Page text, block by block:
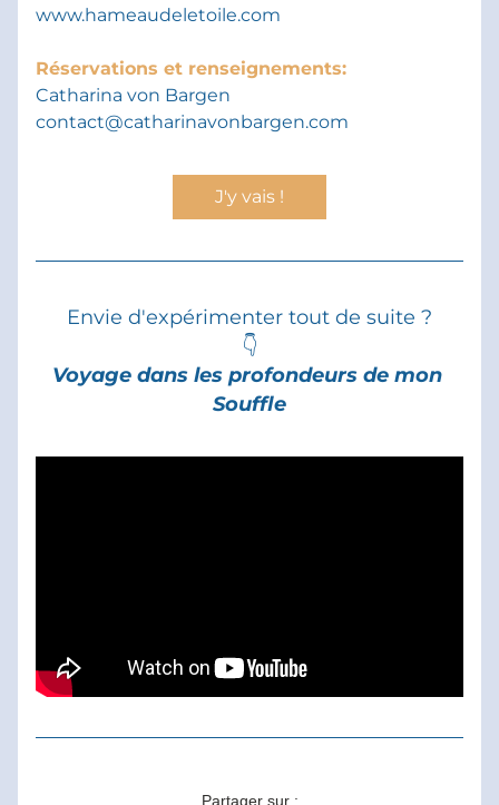
www.hameaudeletoile.com
Réservations et renseignements:
Catharina von Bargen
contact@catharinavonbargen.com
J'y vais !
Envie d'expérimenter tout de suite ?
👇
Voyage dans les profondeurs de mon
Souffle
Partager sur :